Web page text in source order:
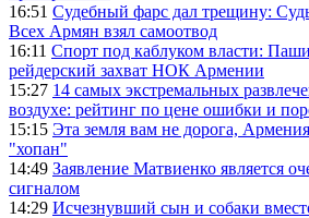
16:51 Судебный фарс дал трещину:
Всех Армян взял самоотвод
16:11 Спорт под каблуком власти:
рейдерский захват НОК Армении
15:27 14 самых экстремальных
воздухе: рейтинг по цене ошибки и
15:15 Эта земля вам не дорога,
"хопан"
14:49 Заявление Матвиенко является
сигналом
14:29 Исчезнувший сын и собаки